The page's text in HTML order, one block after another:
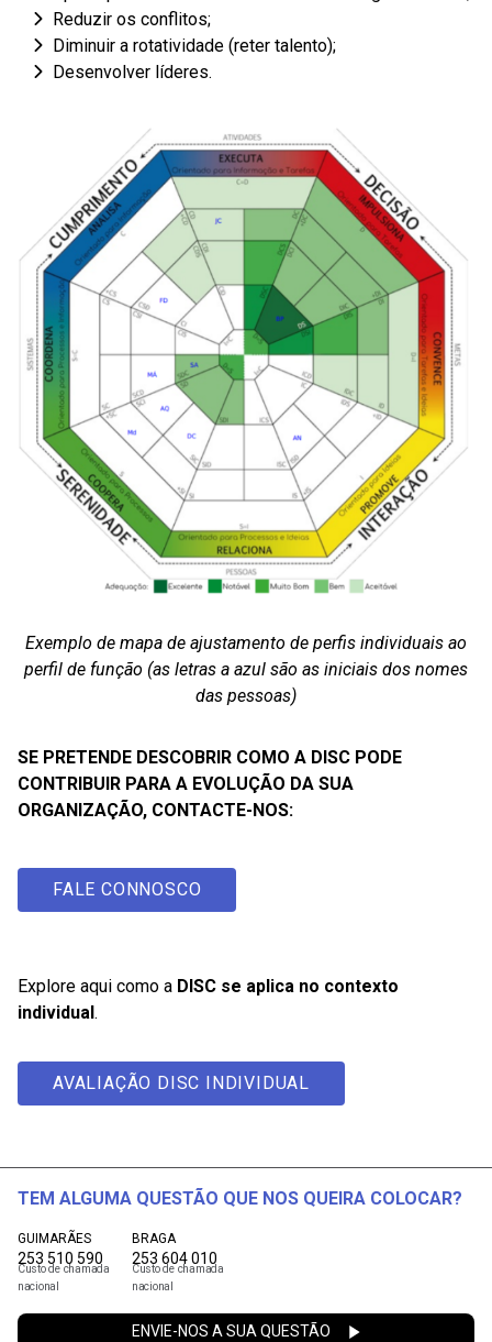
Reduzir os conflitos;
Diminuir a rotatividade (reter talento);
Desenvolver líderes.
Exemplo de mapa de ajustamento de perfis individuais ao
perfil de função (as letras a azul são as iniciais dos nomes
das pessoas)
SE PRETENDE DESCOBRIR COMO A DISC PODE
CONTRIBUIR PARA A EVOLUÇÃO DA SUA
ORGANIZAÇÃO, CONTACTE-NOS:
FALE CONNOSCO
Explore aqui como a DISC se aplica no contexto
individual .
AVALIAÇÃO DISC INDIVIDUAL
TEM ALGUMA QUESTÃO QUE NOS QUEIRA COLOCAR?
GUIMARÃES
253 510 590
Custo de chamada
nacional
BRAGA
253 604 010
Custo de chamada
nacional
ENVIE-NOS A SUA QUESTÃO